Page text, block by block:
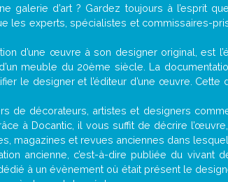
galerie d’art ? Gardez toujours à l’esprit
les experts, spécialistes et commissaires-
d’une œuvre à son designer original,
meuble du 20ème siècle. La
le designer et l’éditeur d’une œuvre.
de décorateurs, artistes et designers
à Docantic, il vous suffit de décrire
magazines et revues anciennes dans
ancienne, c’est-à-dire publiée du vivant
à un évènement où était présent le